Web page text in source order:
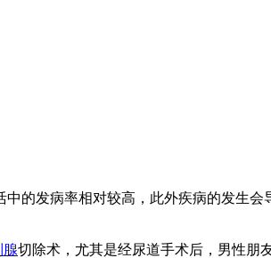
发病率相对较高，此外疾病的发生会
腺切除术，尤其是经尿道手术后，男性朋